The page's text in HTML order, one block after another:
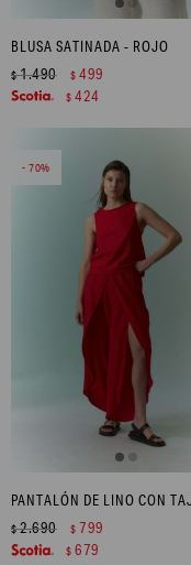
BLUSA SATINADA - ROJO
$1.490 $ 499
$ 424
70
$2.690 $ 799
$ 679